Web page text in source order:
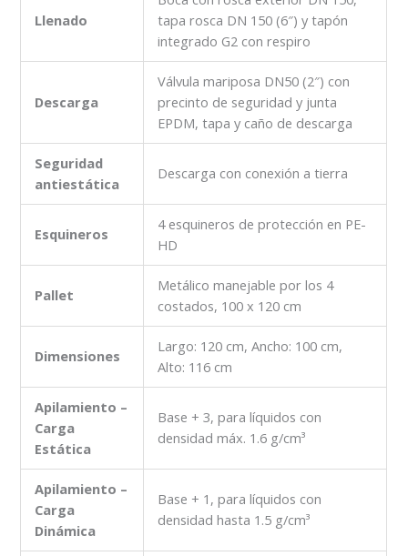
Llenado
tapa rosca DN 150 (6″) y tapón
integrado G2 con respiro
Descarga
Válvula mariposa DN50 (2″) con
precinto de seguridad y junta
EPDM, tapa y caño de descarga
Seguridad
antiestática
Descarga con conexión a tierra
Esquineros
4 esquineros de protección en PE-
HD
Pallet
Metálico manejable por los 4
costados, 100 x 120 cm
Dimensiones
Largo: 120 cm, Ancho: 100 cm,
Alto: 116 cm
Apilamiento –
Carga
Estática
Base + 3, para líquidos con
densidad máx. 1.6 g/cm³
Apilamiento –
Carga
Dinámica
Base + 1, para líquidos con
densidad hasta 1.5 g/cm³